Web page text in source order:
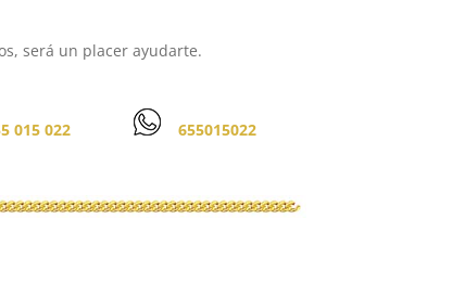
será un placer ayudarte.
015 022 655015022